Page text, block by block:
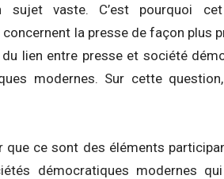
vaste. C’est pourquoi
la presse de façon plus
lien entre presse et société
modernes. Sur cette
que ce sont des éléments
démocratiques modernes